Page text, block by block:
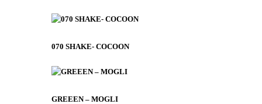
070 SHAKE- COCOON
GREEEN – MOGLI